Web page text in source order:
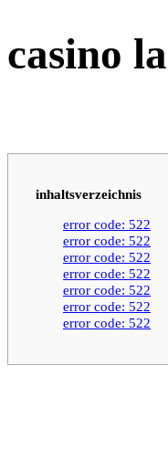
casino
inhaltsverzeichnis
error code: 522
error code: 522
error code: 522
error code: 522
error code: 522
error code: 522
error code: 522